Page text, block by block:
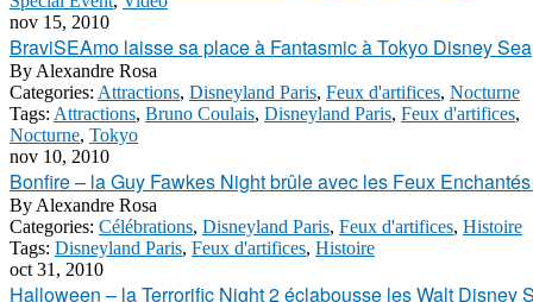
nov 15, 2010
BraviSEAmo laisse sa place à Fantasmic à Tokyo Disney Sea
By Alexandre Rosa
Categories: Attractions, Disneyland Paris, Feux d'artifices, Nocturne
Tags: Attractions, Bruno Coulais, Disneyland Paris, Feux d'artifices,
Nocturne, Tokyo
nov 10, 2010
Bonfire – la Guy Fawkes Night brûle avec les Feux
By Alexandre Rosa
Categories: Célébrations, Disneyland Paris, Feux d'artifices, Histoire
Tags: Disneyland Paris, Feux d'artifices, Histoire
oct 31, 2010
Halloween – la Terrorific Night 2 éclabousse les Walt Disney